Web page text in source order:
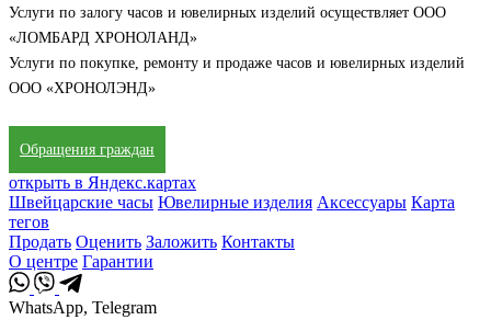
Услуги по залогу часов и ювелирных изделий осуществляет ООО
«ЛОМБАРД ХРОНОЛАНД»
Услуги по покупке, ремонту и продаже часов и ювелирных изделий
ООО «ХРОНОЛЭНД»
Обращения граждан
открыть в Яндекс.картах
Швейцарские часы Ювелирные изделия Аксессуары Карта
тегов
Продать Оценить Заложить Контакты
О центре Гарантии
WhatsApp, Telegram